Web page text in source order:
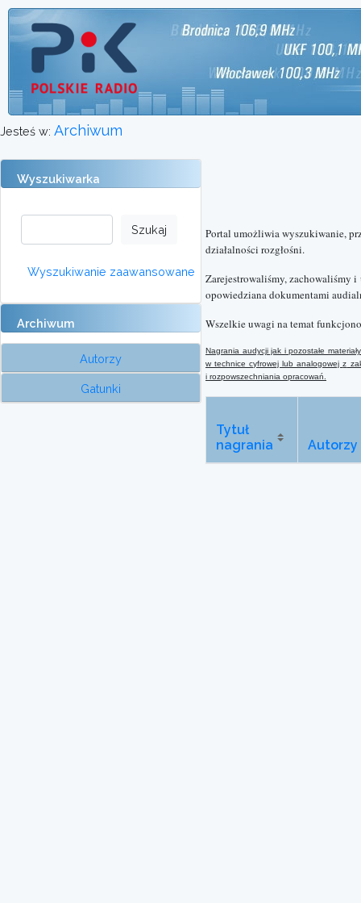
Jesteś w: Archiwum
Wyszukiwarka
Wyszukiwanie zaawansowane
Archiwum
Autorzy
Gatunki
Portal umożliwia wyszukiwanie,
działalności rozgłośni.
Zarejestrowaliśmy, zachowaliśmy
opowiedziana dokumentami
Wszelkie uwagi na temat
Nagrania audycji jak i pozostałe
w technice cyfrowej lub analogowejz
i rozpowszechniania opracowań.
Tytuł
nagrania
Autorzy